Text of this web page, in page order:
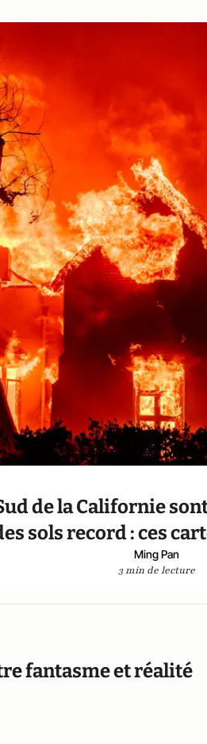
de la Californie
sols record : ces
Ming Pan
3 min de lecture
fantasme et réalité